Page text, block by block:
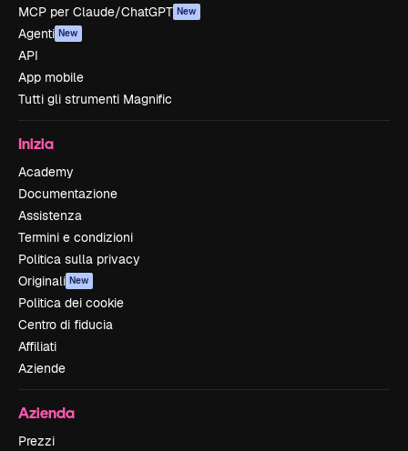
MCP per Claude/ChatGPT New
Agenti New
API
App mobile
Tutti gli strumenti Magnific
Inizia
Academy
Documentazione
Assistenza
Termini e condizioni
Politica sulla privacy
Originali New
Politica dei cookie
Centro di fiducia
Affiliati
Aziende
Azienda
Prezzi